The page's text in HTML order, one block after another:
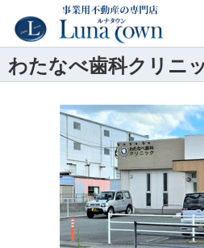
わたなべ歯科クリニ